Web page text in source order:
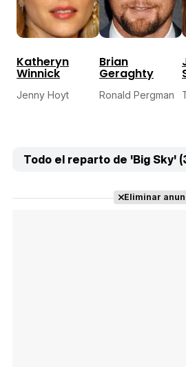
Katheryn
Winnick
Jenny Hoyt
Brian
Geraghty
Ronald Pergman
Todo el reparto de 'Big Sky'
Eliminar